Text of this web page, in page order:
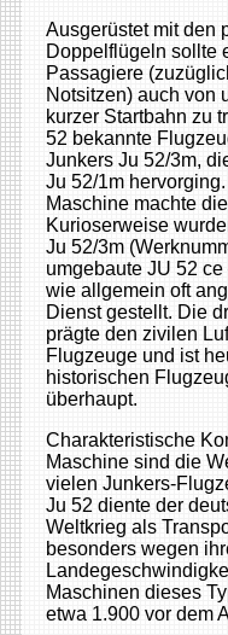
Ausgerüstet mit den
Doppelflügeln sollte
Passagiere
Notsitzen) auch von
kurzer Startbahn zu
52 bekannte
Junkers Ju 52/3m,
Ju 52/1m
Maschine machte
Kurioserweise
Ju 52/3m
umgebaute JU 52
wie allgemein oft
Dienst gestellt. Die
prägte den zivilen
Flugzeuge und ist
historischen
überhaupt.
Charakteristische
Maschine sind die
vielen Junkers-
Ju 52 diente der
Weltkrieg als
besonders wegen
Maschinen dieses
etwa 1.900 vor dem